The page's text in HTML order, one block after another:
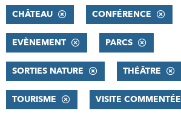
CHÂTEAU CONFÉRENCE
EVÈNEMENT PARCS
SORTIES NATURE THÉÂTRE
TOURISME VISITE COMMENTÉE